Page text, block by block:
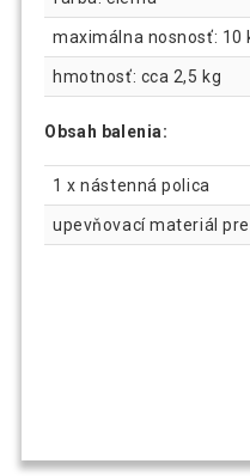
maximálna nosnosť: 10
hmotnosť: cca 2,5 kg
Obsah balenia:
1 x nástenná polica
upevňovací materiál